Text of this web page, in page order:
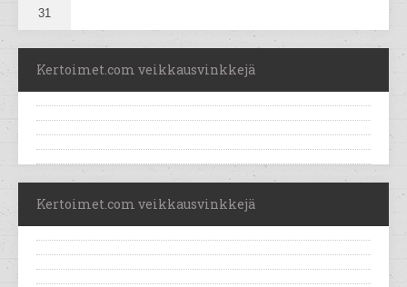
31
Kertoimet.com veikkausvinkkejä
Kertoimet.com veikkausvinkkejä